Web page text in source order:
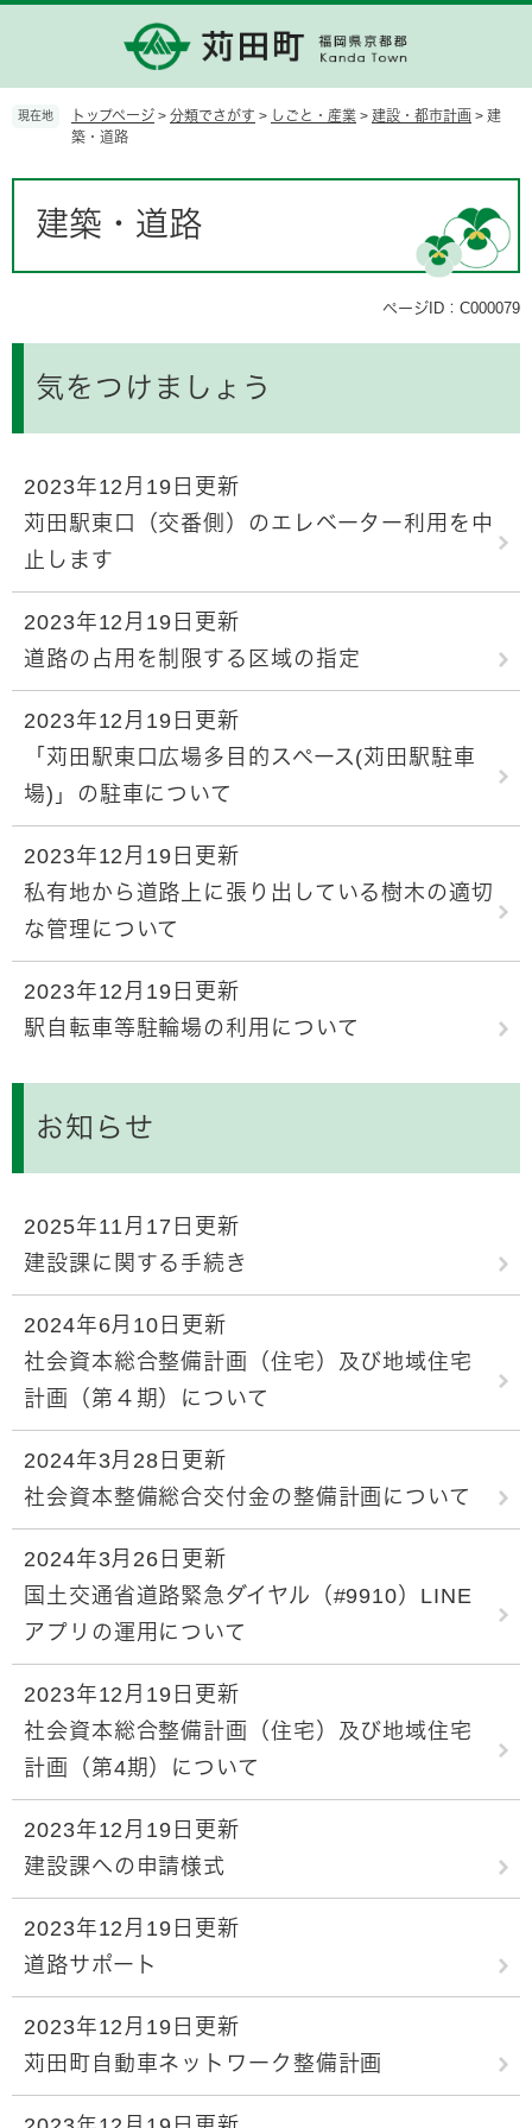
の
す。
ー
し
現在地 トップページ > 分類でさがす > しごと・産業 > 建設・都市計画 > 建
築・道路
建築・道路
ページID：C000079
気をつけましょう
2023年12月19日更新
苅田駅東口（交番側）のエレベーター利用を中
止します
2023年12月19日更新
道路の占用を制限する区域の指定
2023年12月19日更新
「苅田駅東口広場多目的スペース(苅田駅駐車
場)」の駐車について
2023年12月19日更新
私有地から道路上に張り出している樹木の適切
な管理について
2023年12月19日更新
駅自転車等駐輪場の利用について
お知らせ
2025年11月17日更新
建設課に関する手続き
2024年6月10日更新
社会資本総合整備計画（住宅）及び地域住宅
計画（第４期）について
2024年3月28日更新
社会資本整備総合交付金の整備計画について
2024年3月26日更新
国土交通省道路緊急ダイヤル（#9910）LINE
アプリの運用について
2023年12月19日更新
社会資本総合整備計画（住宅）及び地域住宅
計画（第4期）について
2023年12月19日更新
建設課への申請様式
2023年12月19日更新
道路サポート
2023年12月19日更新
苅田町自動車ネットワーク整備計画